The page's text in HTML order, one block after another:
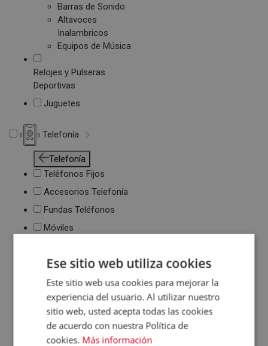
Barras de Sonido
Altavoces
Inalambricos
Equipos de Música
Relojes y Pulseras
Deportivas
Juguetes
Telefonía
Telefonía
Teléfonos Fijos
Accesorios Telefonía
Fundas Teléfonos
Móviles
Ese sitio web utiliza cookies
Este sitio web usa cookies para mejorar la
experiencia del usuario. Al utilizar nuestro
sitio web, usted acepta todas las cookies
de acuerdo con nuestra Política de
cookies. Más información